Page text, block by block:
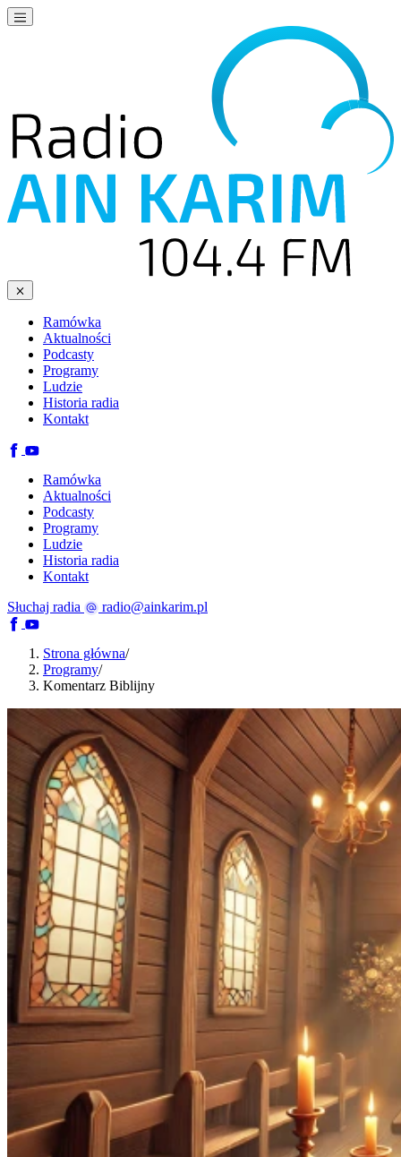
Ramówka
Aktualności
Podcasty
Programy
Ludzie
Historia radia
Kontakt
Ramówka
Aktualności
Podcasty
Programy
Ludzie
Historia radia
Kontakt
Słuchaj radia
radio@ainkarim.pl
Strona główna/
Programy/
Komentarz Biblijny